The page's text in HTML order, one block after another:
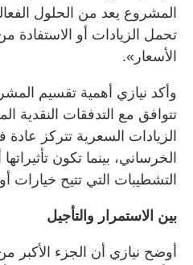
المشروع يعد من الحلول
تحمل الزيادات أو الاستفادة
الأسعار».
وأكد نيازي أهمية تقسيم
تتوافق مع التدفقات النقدية
الزيادات السعرية تتركز
الخرساني، بينما تكون
التشطيبات التي تتيح خيارات
بين الاستمرار والتأجيل
أوضح نيازي أن الجزء الأكبر